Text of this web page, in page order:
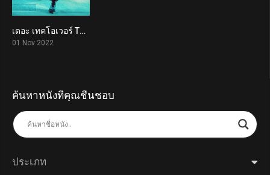
5.5
เดอะ เทคโอเวอร์ The Takeover (2022)
01 Nov 2022
ค้นหาหนังที่คุณชื่นชอบ
ประเภท